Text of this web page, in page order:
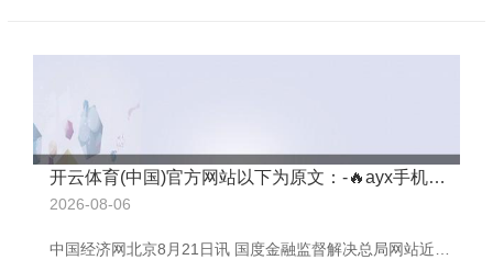
开云体育(中国)官方网站以下为原文：-🔥ayx手机版登录(综合)官方网站入口/网页版/安卓/电脑版
2026-08-06
中国经济网北京8月21日讯 国度金融监督解决总局网站近日线路的广东监管局行政处罚信息公开表(2025年65号)露馅，瑞世东谈主寿保障有限包袱公司广东分公司财务业务数据不真确。 国度金融监督解决总局广东监管局对瑞世东谈主寿保障有限包袱公司广东分公司罚金22万元，对李好意思玲(时任瑞世东谈主寿保障有限包袱公司广东分公司银保业务广州第三本部副总司理(主捏职责))劝诫并处罚金4万元。 以下为原文：